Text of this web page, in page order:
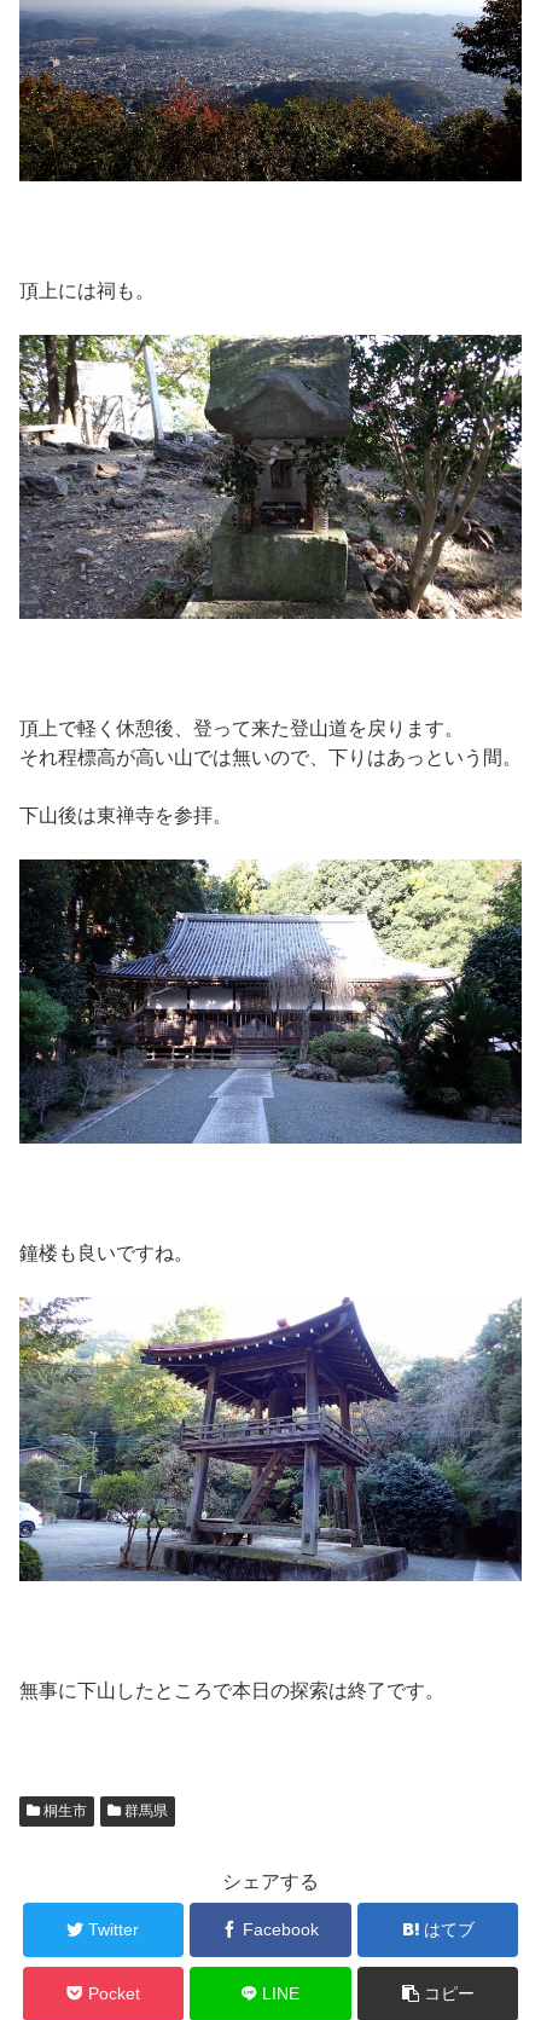
頂上には祠も。
頂上で軽く休憩後、登って来た登山道を戻ります。
それ程標高が高い山では無いので、下りはあっという間。
下山後は東禅寺を参拝。
鐘楼も良いですね。
無事に下山したところで本日の探索は終了です。
桐生市 群馬県
シェアする
Twitter Facebook はてブ
Pocket LINE コピー